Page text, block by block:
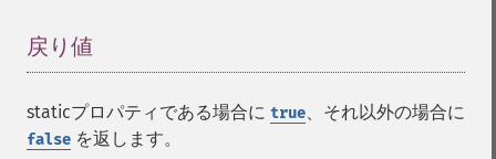
戻り値
staticプロパティである場合に true、それ以外の場合に
false を返します。